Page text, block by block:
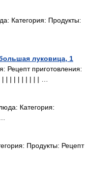
Категория: Продукты:
луковица, 1
Рецепт приготовления:
| | | | | | | | | | …
Категория:
Продукты: Рецепт